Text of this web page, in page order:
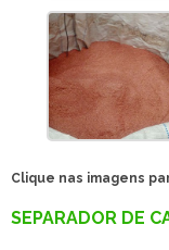
Clique nas imagens
SEPARADOR DE